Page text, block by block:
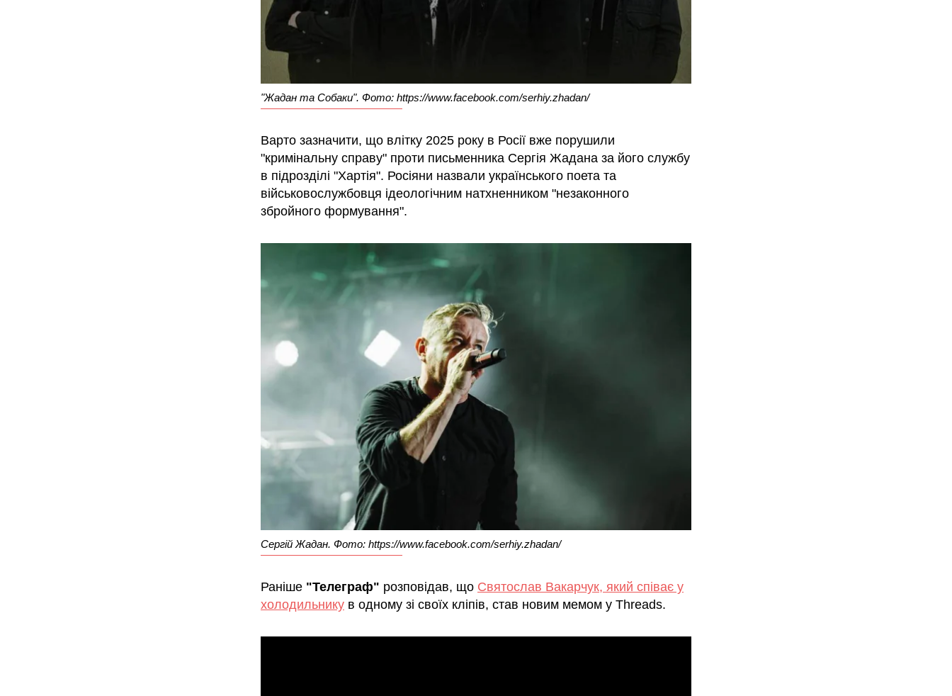
"Жадан та Собаки". Фото: https://www.facebook.com/serhiy.zhadan/
Варто зазначити, що влітку 2025 року в Росії вже порушили
"кримінальну справу" проти письменника Сергія Жадана за його службу
в підрозділі "Хартія". Росіяни назвали українського поета та
військовослужбовця ідеологічним натхненником "незаконного
збройного формування".
Сергій Жадан. Фото: https://www.facebook.com/serhiy.zhadan/
Раніше "Телеграф" розповідав, що Святослав Вакарчук, який співає у
холодильнику в одному зі своїх кліпів, став новим мемом у Threads.